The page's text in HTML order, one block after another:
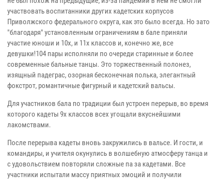
участвовать воспитанники других кадетских корпусов
Приволжского федерального округа, как это было всегда. Но зато
"благодаря" установленным ограничениям в бале приняли
участие юноши и 10х, и 11х классов и, конечно же, все
девушки!104 пары исполняли по очереди старинные и более
современные бальные танцы. Это торжественный полонез,
изящный падеграс, озорная бесконечная полька, элегантный
фокстрот, романтичные фигурный и кадетский вальсы.
Для участников бала по традиции был устроен перерыв, во время
которого кадеты 9х классов всех угощали вкуснейшими
лакомствами.
После перерыва кадеты вновь закружились в вальсе. И гости, и
командиры, и учителя окунулись в волшебную атмосферу танца и
с удовольствием повторяли сложные па за кадетами. Все
участники испытали массу приятных эмоций и получили